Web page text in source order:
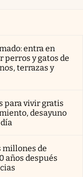
entra en
perros y gatos de
terrazas y
para vivir gratis
desayuno
millones de
años después